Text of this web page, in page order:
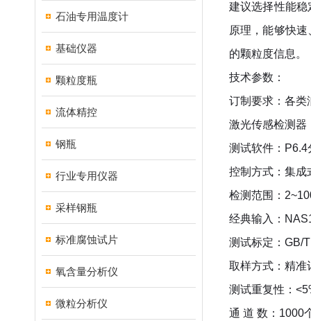
石油专用温度计
基础仪器
颗粒度瓶
流体精控
钢瓶
行业专用仪器
采样钢瓶
标准腐蚀试片
氧含量分析仪
微粒分析仪
建议选择性能
原理，能够快
的颗粒度信息。
技术参数：
订制要求：各类
激光传感检测器
测试软件： P6.4
控制方式：集成
检测范围：
经典输入：
测试标定： GB/
取样方式：精准
测试重复性：
通 道 数： 1000